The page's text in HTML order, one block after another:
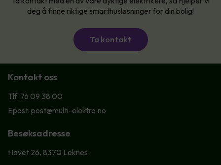
deg å finne riktige smarthusløsninger for din bolig!
Ta kontakt
Kontakt oss
Tlf: 76 09 38 00
Epost: post@multi-elektro.no
Besøksadresse
Havet 26, 8370 Leknes